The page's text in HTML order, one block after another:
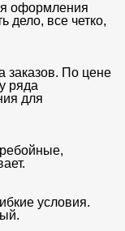
оформления
дело, все четко,
заказов. По цене
ряда
для
условия.